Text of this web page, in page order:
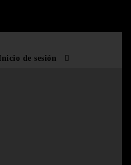
Inicio de sesión